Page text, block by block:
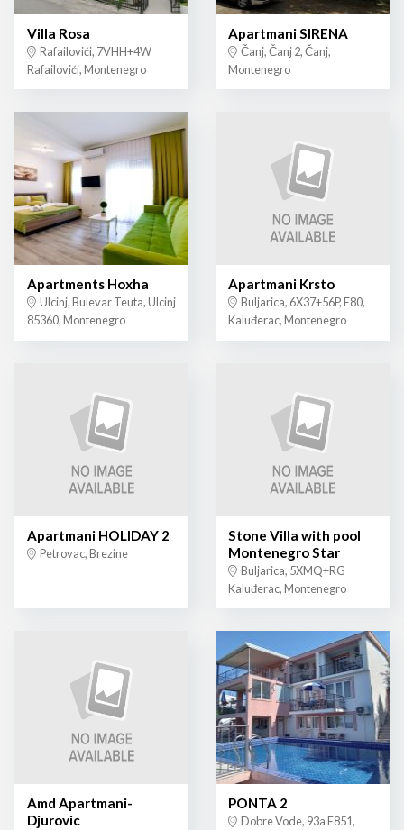
Villa Rosa
Rafailovići, 7VHH+4W
Rafailovići, Montenegro
Apartmani SIRENA
Čanj, Čanj 2, Čanj,
Montenegro
Apartments Hoxha
Ulcinj, Bulevar Teuta, Ulcinj
85360, Montenegro
Apartmani Krsto
Buljarica, 6X37+56P, E80,
Kaluđerac, Montenegro
Apartmani HOLIDAY 2
Petrovac, Brezine
Stone Villa with pool
Montenegro Star
Buljarica, 5XMQ+RG
Kaluđerac, Montenegro
Amd Apartmani-
Djurovic
PONTA 2
Dobre Vode, 93a E851,